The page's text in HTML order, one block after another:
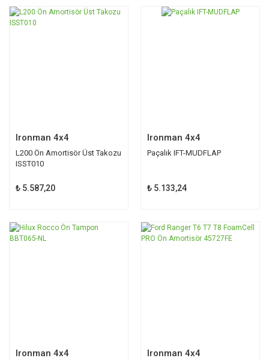
Ironman 4x4
L200 Ön Amortisör Üst Takozu
ISST010
₺ 5.587,20
Ironman 4x4
Paçalık IFT-MUDFLAP
₺ 5.133,24
Ironman 4x4 Ironman 4x4